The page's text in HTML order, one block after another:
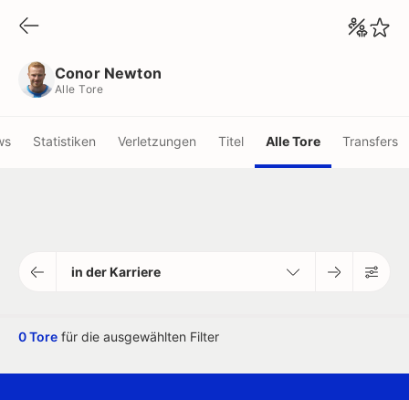
Conor Newton
Alle Tore
Statistiken Verletzungen Titel Alle Tore Transfers
in der Karriere
0 Tore für die ausgewählten Filter